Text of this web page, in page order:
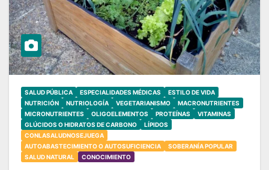
SALUD PÚBLICA ESPECIALIDADES MÉDICAS
ESTILO DE VIDA
NUTRICIÓN
NUTRIOLOGÍA VEGETARIANISMO
MACRONUTRIENTES
MICRONUTRIENTES
OLIGOELEMENTOS PROTEÍNAS
VITAMINAS
GLÚCIDOS O HIDRATOS DE CARBONO
LÍPIDOS
CONLASALUDNOSEJUEGA
AUTOABASTECIMIENTO O AUTOSUFICIENCIA
SOBERANÍA POPULAR
SALUD NATURAL
CONOCIMIENTO